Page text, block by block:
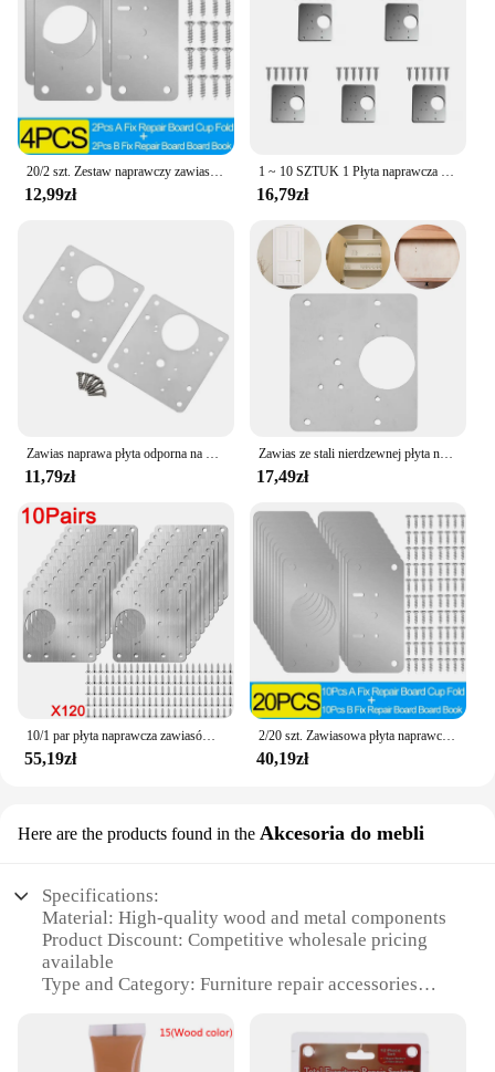
20/2 szt. Zestaw naprawczy zawiasów do szafek płyta montażowa zawiasów drzwiowych ze stali nierdzewnej z otworami do domowej szafki kuchennej meble
12,99zł
1 ~ 10 SZTUK 1 Płyta naprawcza zawiasu szafki kuchennej Płyta naprawcza zawiasu szuflady meblowej ze stali nierdzewnej Płyta mocująca Drzwi okna szafki stołowej
16,79zł
Zawias naprawa płyta odporna na meble ze stali nierdzewnej płyta montażowa zawiasy do drzwi szafkowych naprawa naprawiono narzędzie mocowanie płyty
11,79zł
Zawias ze stali nierdzewnej płyta naprawcza z śruba montażowa naprawić zawias talerzyk na pieczywo element do naprawy mebli drzwi do szafki kuchennych
17,49zł
10/1 par płyta naprawcza zawiasów drzwi do szafki narzędzie do montażu zawiasów meble okucia do szafek zestaw płytek mocujących zawias ze stali nierdzewnej
55,19zł
2/20 szt. Zawiasowa płyta naprawcza drzwi szafki zawias narzędzie montażowe szafka osprzętu zawias ze stali nierdzewnej zestawy płyt mocujących
40,19zł
Here are the products found in the Akcesoria do mebli
Specifications:
Material: High-quality wood and metal components
Product Discount: Competitive wholesale pricing
available
Type and Category: Furniture repair accessories
for easy use
Usage and Purpose: Ideal for professional furniture